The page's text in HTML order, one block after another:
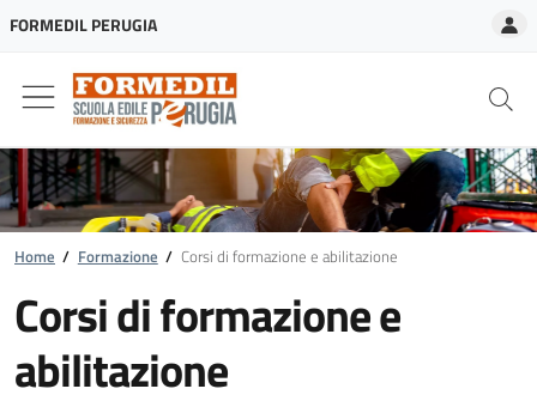
FORMEDIL PERUGIA
Home / Formazione / Corsi di formazione e abilitazione
Corsi di formazione e
abilitazione